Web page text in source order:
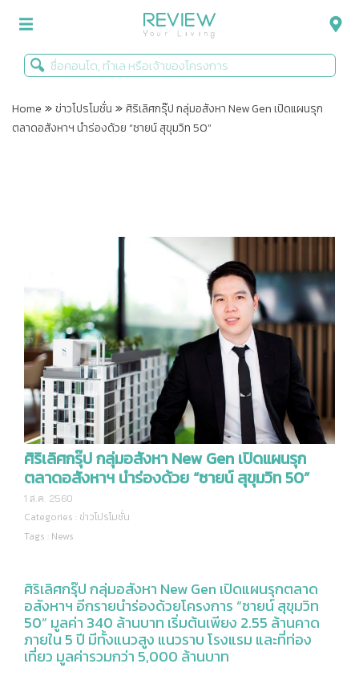
รีวิวคอนโด
Home »ข่าวโปรโมชั่น »ศิริเลิศกรุ๊ป กลุ่มอสังหา New Gen เปิดแผนรุก
ตลาดอสังหาฯ นำร่องด้วย “ซายน์ สุขุมวิท 50”
ศิริเลิศกรุ๊ป กลุ่มอสังหา New Gen เปิดแผนรุก
ตลาดอสังหาฯ นำร่องด้วย “ซายน์ สุขุมวิท 50”
1 ส.ค. 2560
Categories : ข่าวโปรโมชั่น
Tags : News
ศิริเลิศกรุ๊ป กลุ่มอสังหา New Gen เปิดแผนรุกตลาด
อสังหาฯ อีกรายนำร่องด้วยโครงการ “ซายน์ สุขุมวิท
50” มูลค่า 340 ล้านบาท เริ่มต้นเพียง 2.55 ล้านคาด
ภายใน 5 ปี มีทั้งแนวสูง แนวราบ โรงแรม และที่ท่อง
เที่ยว มูลค่ารวมกว่า 5,000 ล้านบาท